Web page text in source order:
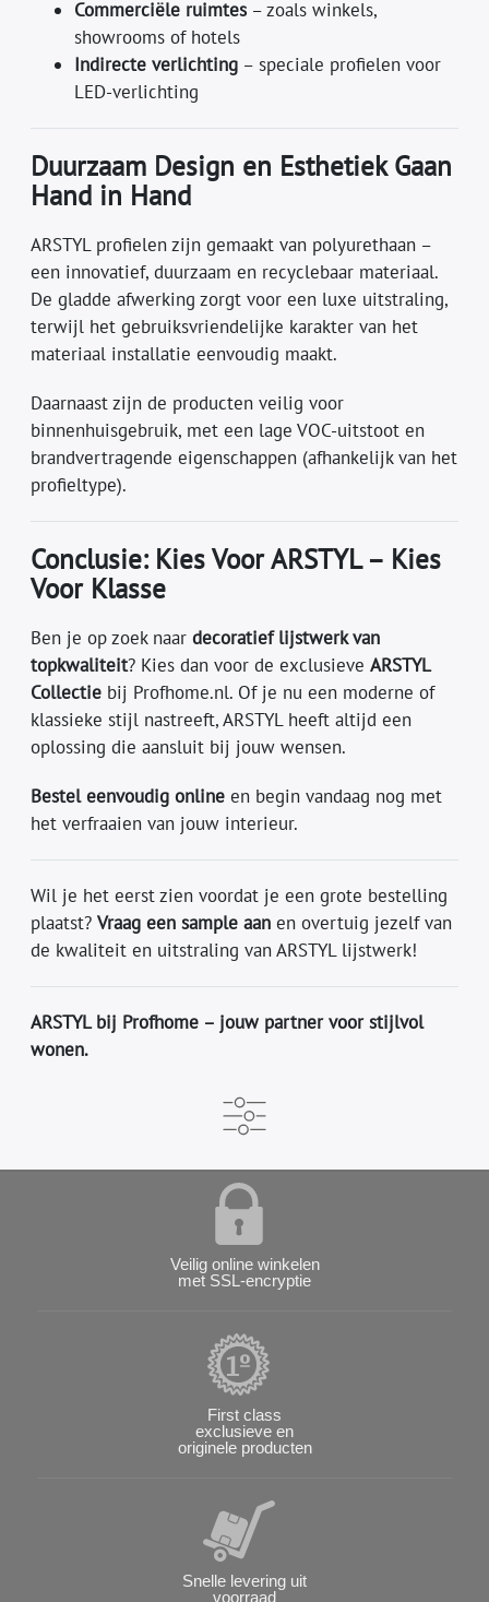
Commerciële ruimtes – zoals winkels,
showrooms of hotels
Indirecte verlichting – speciale profielen voor
LED-verlichting
Duurzaam Design en Esthetiek Gaan
Hand in Hand
ARSTYL profielen zijn gemaakt van polyurethaan –
een innovatief, duurzaam en recyclebaar materiaal.
De gladde afwerking zorgt voor een luxe uitstraling,
terwijl het gebruiksvriendelijke karakter van het
materiaal installatie eenvoudig maakt.
Daarnaast zijn de producten veilig voor
binnenhuisgebruik, met een lage VOC-uitstoot en
brandvertragende eigenschappen (afhankelijk van het
profieltype).
Conclusie: Kies Voor ARSTYL – Kies
Voor Klasse
Ben je op zoek naardecoratief lijstwerk van
topkwaliteit? Kies dan voor de exclusieveARSTYL
Collectie bij Profhome.nl. Of je nu een moderne of
klassieke stijl nastreeft, ARSTYL heeft altijd een
oplossing die aansluit bij jouw wensen.
Bestel eenvoudig online en begin vandaag nog met
het verfraaien van jouw interieur.
Wil je het eerst zien voordat je een grote bestelling
plaatst?Vraag een sample aan en overtuig jezelf van
de kwaliteit en uitstraling van ARSTYL lijstwerk!
ARSTYL bij Profhome – jouw partner voor stijlvol
wonen.
Veilig online winkelen
met SSL-encryptie
First class
exclusieve en
originele producten
Snelle levering uit
voorraad